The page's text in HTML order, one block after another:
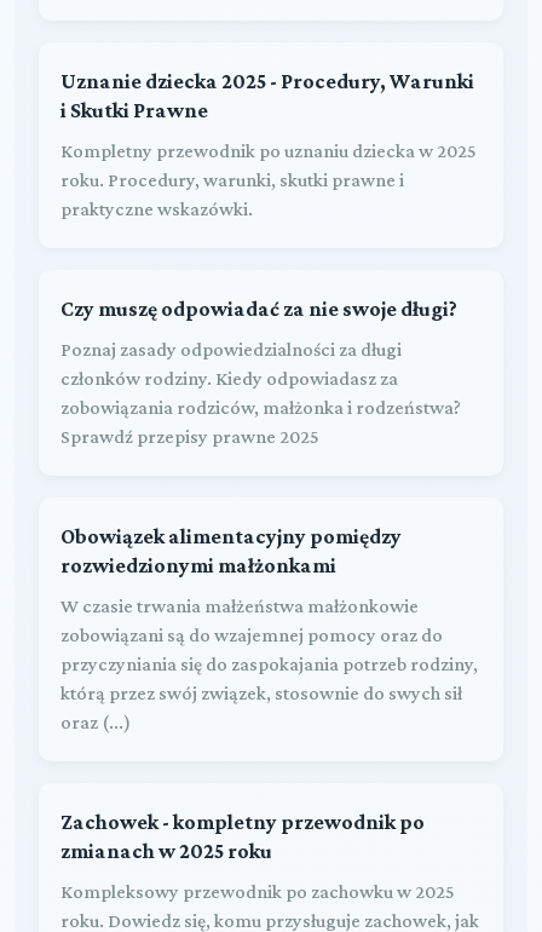
Uznanie dziecka 2025 - Procedury, Warunki
i Skutki Prawne
Kompletny przewodnik po uznaniu dziecka w 2025
roku. Procedury, warunki, skutki prawne i
praktyczne wskazówki.
Czy muszę odpowiadać za nie swoje długi?
Poznaj zasady odpowiedzialności za długi
członków rodziny. Kiedy odpowiadasz za
zobowiązania rodziców, małżonka i rodzeństwa?
Sprawdź przepisy prawne 2025
Obowiązek alimentacyjny pomiędzy
rozwiedzionymi małżonkami
W czasie trwania małżeństwa małżonkowie
zobowiązani są do wzajemnej pomocy oraz do
przyczyniania się do zaspokajania potrzeb rodziny,
którą przez swój związek, stosownie do swych sił
oraz (...)
Zachowek - kompletny przewodnik po
zmianach w 2025 roku
Kompleksowy przewodnik po zachowku w 2025
roku. Dowiedz się, komu przysługuje zachowek, jak